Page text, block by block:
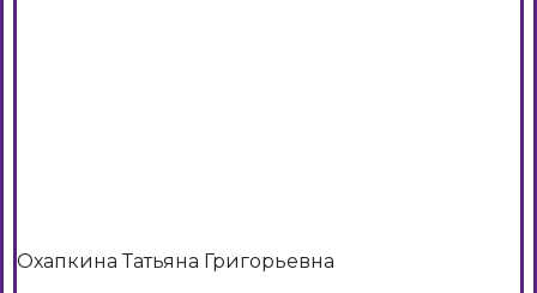
Охапкина Татьяна Григорьевна